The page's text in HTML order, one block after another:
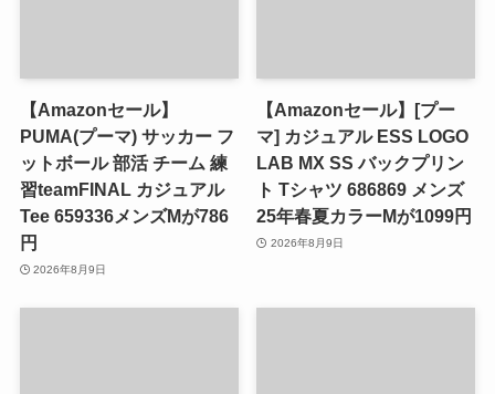
【Amazonセール】
PUMA(プーマ) サッカー フ
ットボール 部活 チーム 練
習teamFINAL カジュアル
Tee 659336メンズMが786
円
2026年8月9日
【Amazonセール】[プー
マ] カジュアル ESS LOGO
LAB MX SS バックプリン
ト Tシャツ 686869 メンズ
25年春夏カラーMが1099円
2026年8月9日